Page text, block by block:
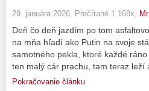
29. januára 2026, Prečítané 1 168x,
Deň čo deň jazdím po tom
na mňa hľadí ako Putin na svoje
samotného pekla, ktoré každé
ten malý cár prachu, tam teraz
Pokračovanie článku